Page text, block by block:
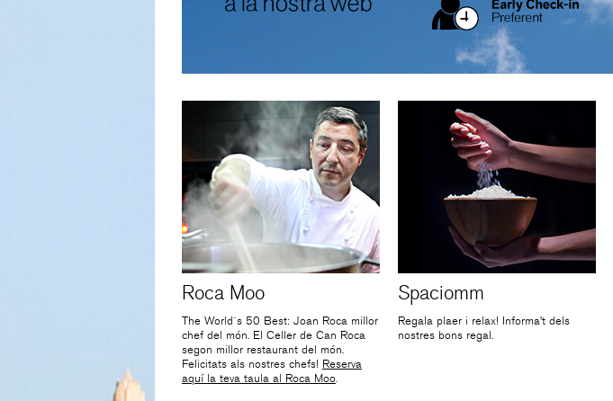
Roca Moo
The World´s 50 Best: Joan Roca millor
chef del món. El Celler de Can Roca
segon millor restaurant del món.
Felicitats als nostres chefs! Reserva
aquí la teva taula al Roca Moo.
Spaciomm
Regala plaer i relax! Informa’t dels
nostres bons regal.